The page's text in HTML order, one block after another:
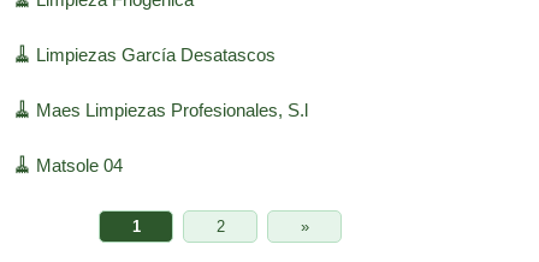
🧹 Limpiezas García Desatascos
🧹 Maes Limpiezas Profesionales, S.l
🧹 Matsole 04
1 2 »